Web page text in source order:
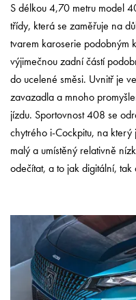
S délkou 4,70 metru model
třídy, která se zaměřuje na
tvarem karoserie podobným
výjimečnou zadní částí
do ucelené směsi. Uvnitř je
zavazadla a mnoho
jízdu. Sportovnost 408 se
chytrého i-Cockpitu, na který
malý a umístěný relativně
odečítat, a to jak digitální, tak